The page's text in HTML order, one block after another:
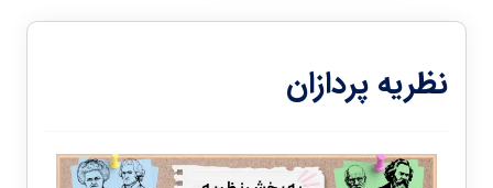
نظریه پردازان